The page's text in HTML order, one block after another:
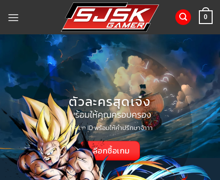
0
ตัวละครสุดเจ๋ง
พร้อมให้คุณครอบครอง
ขายยก ID พร้อมให้คำปรึกษาจ้าาา
เลือกซื้อเกม